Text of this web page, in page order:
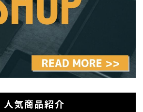
人気商品紹介